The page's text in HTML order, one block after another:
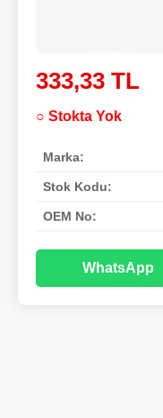
333,33 TL
○ Stokta Yok
Marka:
Stok Kodu:
OEM No:
WhatsApp